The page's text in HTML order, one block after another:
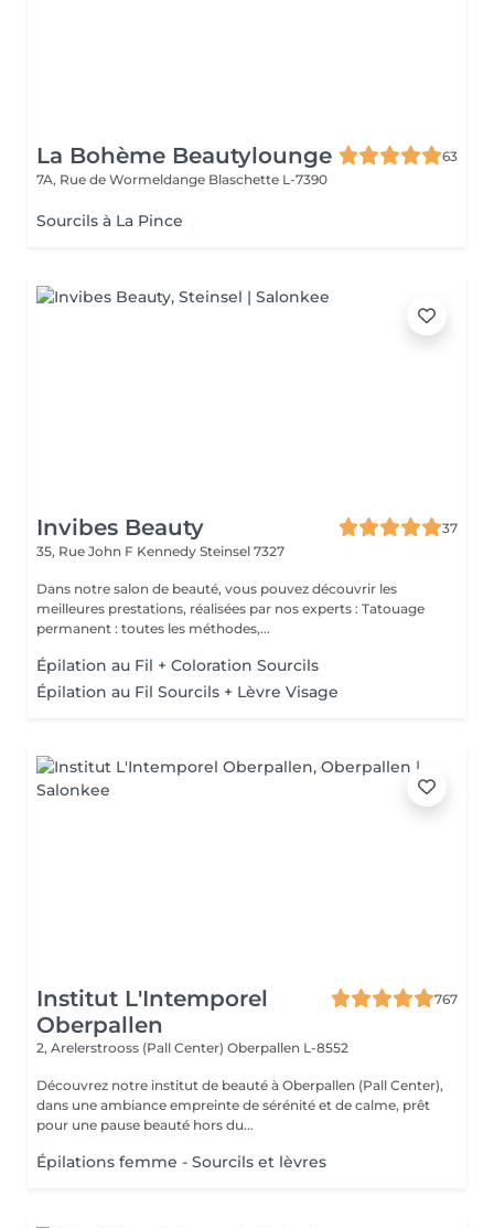
La Bohème Beautylounge
63
7A, Rue de Wormeldange Blaschette L-7390
Sourcils à La Pince
Invibes Beauty
37
35, Rue John F Kennedy Steinsel 7327
Dans notre salon de beauté, vous pouvez découvrir les
meilleures prestations, réalisées par nos experts : Tatouage
permanent : toutes les méthodes,...
Épilation au Fil + Coloration Sourcils
Épilation au Fil Sourcils + Lèvre Visage
Institut L'Intemporel
Oberpallen
767
2, Arelerstrooss (Pall Center) Oberpallen L-8552
Découvrez notre institut de beauté à Oberpallen (Pall Center),
dans une ambiance empreinte de sérénité et de calme, prêt
pour une pause beauté hors du...
Épilations femme - Sourcils et lèvres